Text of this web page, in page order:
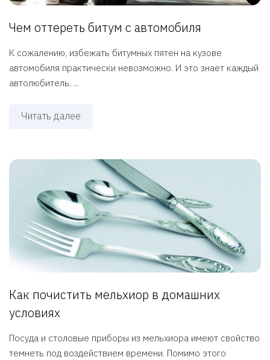
Чем оттереть битум с автомобиля
К сожалению, избежать битумных пятен на кузове
автомобиля практически невозможно. И это знает каждый
автолюбитель. ...
Читать далее
Как почистить мельхиор в домашних
условиях
Посуда и столовые приборы из мельхиора имеют свойство
темнеть под воздействием времени. Помимо этого